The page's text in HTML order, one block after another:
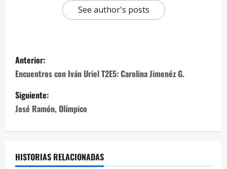
See author's posts
Anterior:
Encuentros con Iván Uriel T2E5: Carolina Jimenéz G.
Siguiente:
José Ramón, Olímpico
HISTORIAS RELACIONADAS